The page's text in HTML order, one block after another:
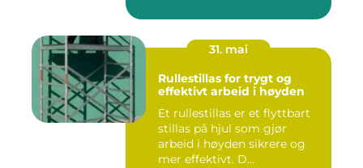
31. mai
Rullestillas for trygt og
effektivt arbeid i høyden
Et rullestillas er et flyttbart
stillas på hjul som gjør
arbeid i høyden sikrere og
mer effektivt. D...